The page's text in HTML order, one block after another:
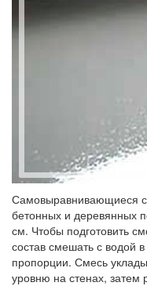
Самовыравнивающиеся
бетонных и деревянных
см. Чтобы подготовить
состав смешать с водой
пропорции. Смесь
уровню на стенах, затем